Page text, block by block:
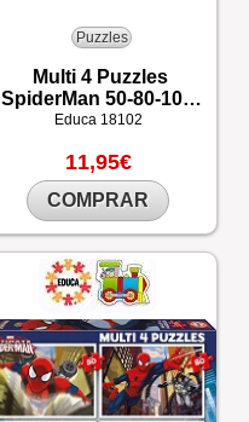
Puzzles
Multi 4 Puzzles
SpiderMan 50-80-100-
150
Educa 18102
11,95€
COMPRAR